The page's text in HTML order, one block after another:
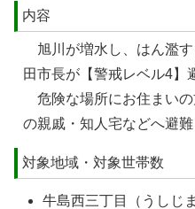
内容
旭川が増水し、はん濫
田市長が【警戒レベル4】
危険な場所にお住まい
の親戚・知人宅などへ避難
対象地域・対象世帯数
牛島西三丁目（うしじ